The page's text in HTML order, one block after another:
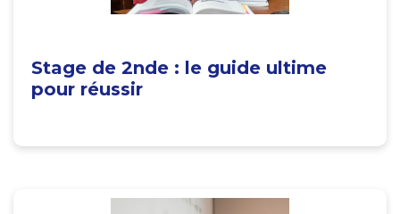
Stage de 2nde : le guide ultime
pour réussir